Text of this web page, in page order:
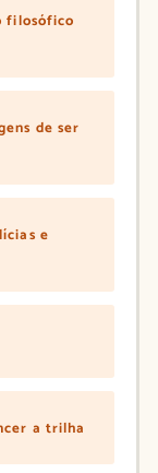
filosófico
de ser
e
a trilha